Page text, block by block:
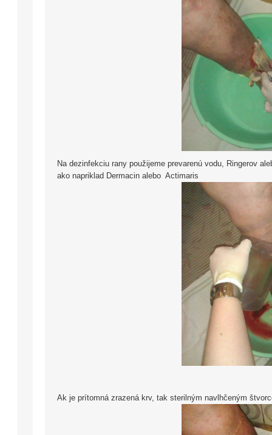
Na dezinfekciu rany použijeme prevarenú vodu, Ringerov
ako napriklad Dermacin alebo Actimaris
Ak je prítomná zrazená krv, tak sterilným navlhčeným